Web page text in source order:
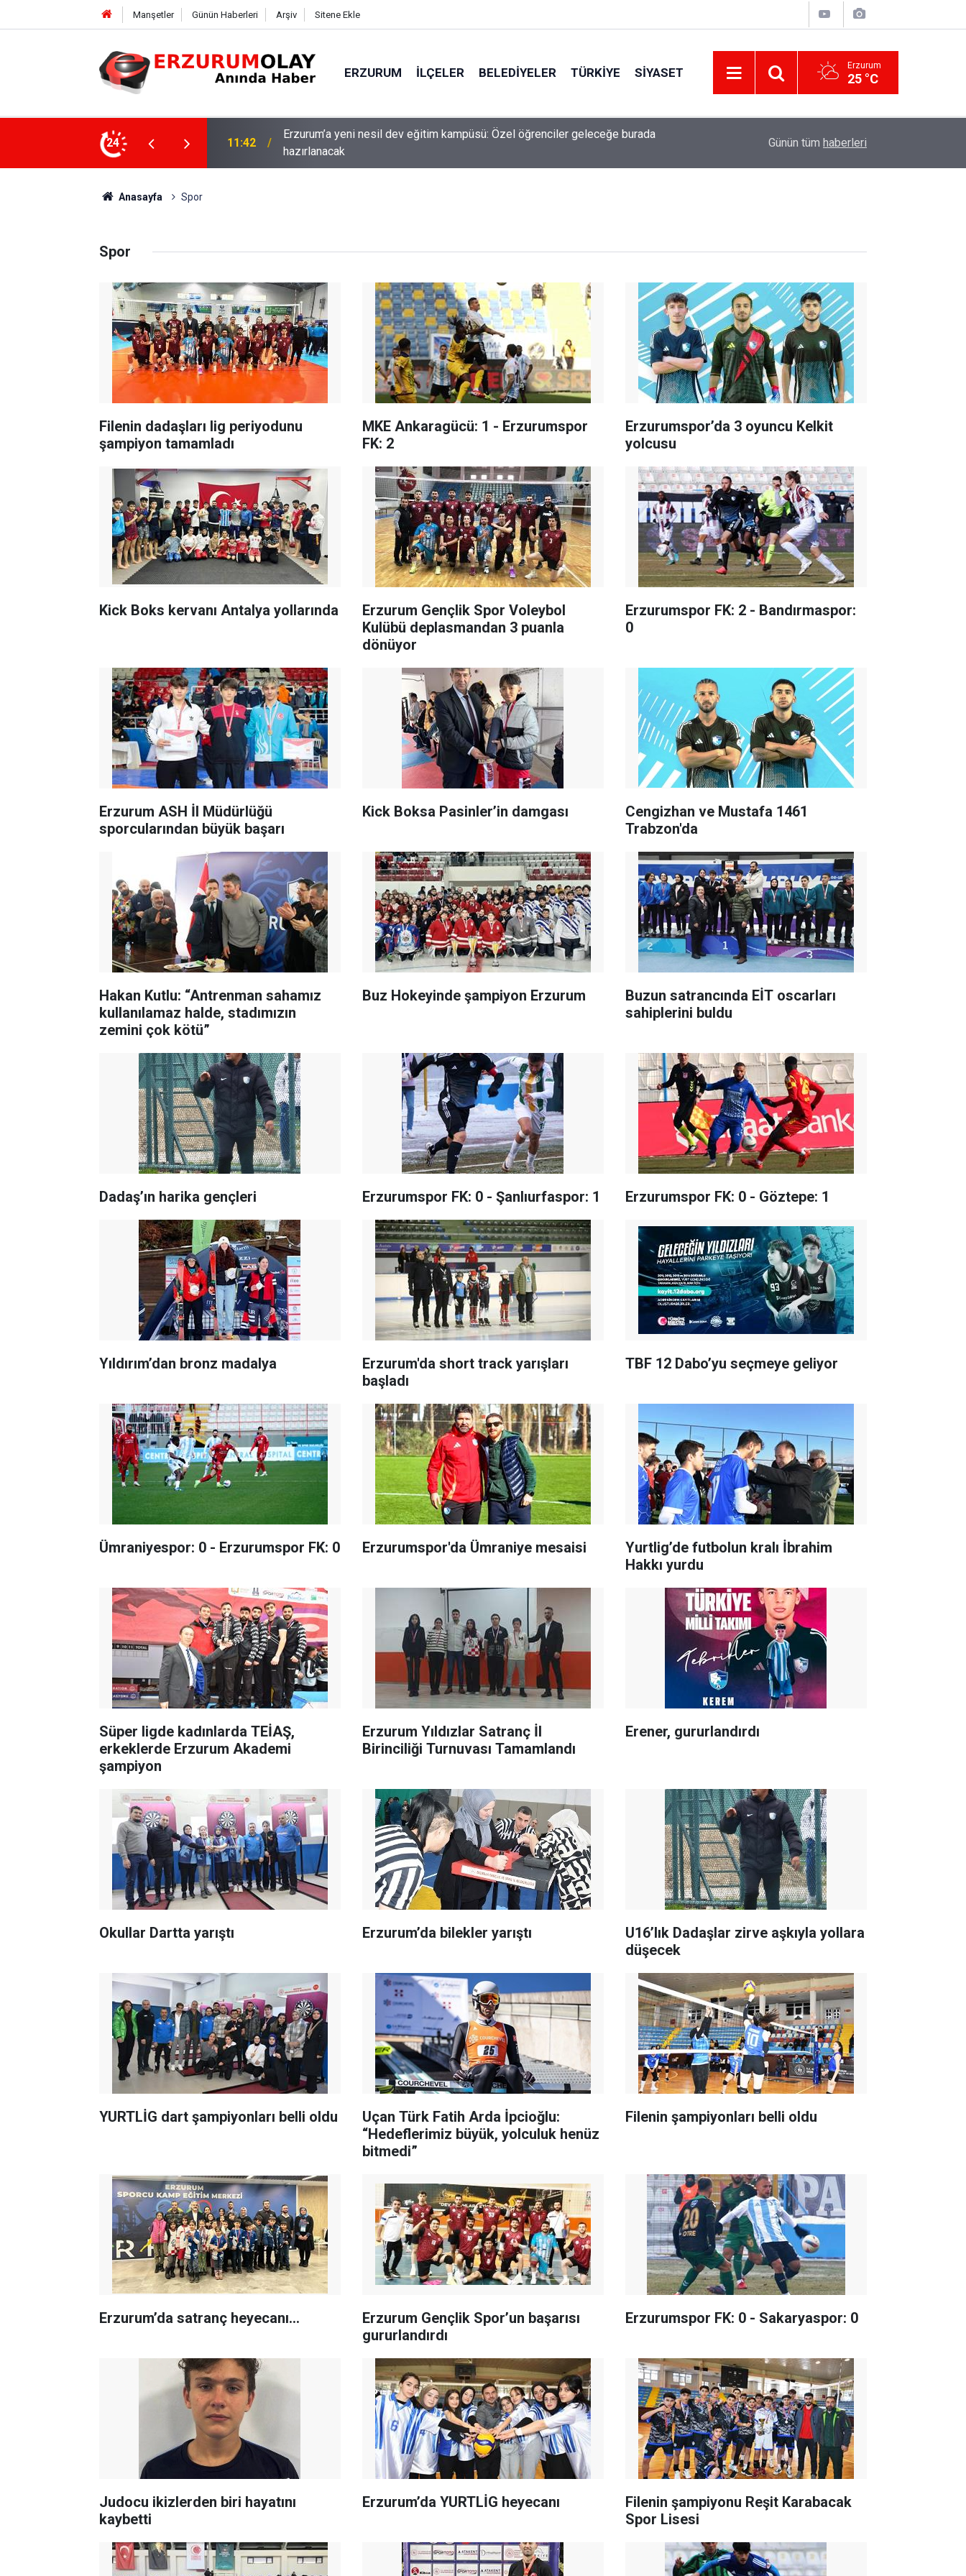
Manşetler Günün Haberleri Arşiv Sitene Ekle
ERZURUM İLÇELER BELEDIYELER TÜRKIYE SIYASET Erzurum
25 °C
24
Özel öğrenciler geleceğe burada
18:08 "Sen yeter ki gülümse" atölyesi, engelli
Günün tüm haberleri
Anasayfa Spor
Spor
Filenin dadaşları lig periyodunu
şampiyon tamamladı
MKE Ankaragücü: 1 - Erzurumspor
FK: 2
Erzurumspor’da 3 oyuncu Kelkit
yolcusu
Kick Boks kervanı Antalya yollarında
Erzurum Gençlik Spor Voleybol
Kulübü deplasmandan 3 puanla
dönüyor
Erzurumspor FK: 2 - Bandırmaspor:
0
Erzurum ASH İl Müdürlüğü
sporcularından büyük başarı
Kick Boksa Pasinler’in damgası
Cengizhan ve Mustafa 1461
Trabzon'da
Hakan Kutlu: “Antrenman sahamız
kullanılamaz halde, stadımızın
zemini çok kötü”
Buz Hokeyinde şampiyon Erzurum
Buzun satrancında EİT oscarları
sahiplerini buldu
Dadaş’ın harika gençleri Erzurumspor FK: 0 - Şanlıurfaspor: 1 Erzurumspor FK: 0 - Göztepe: 1
Yıldırım’dan bronz madalya
Erzurum'da short track yarışları
başladı
TBF 12 Dabo’yu seçmeye geliyor
Ümraniyespor: 0 - Erzurumspor FK: 0 Erzurumspor'da Ümraniye mesaisi
Yurtlig’de futbolun kralı İbrahim
Hakkı yurdu
Süper ligde kadınlarda TEİAŞ,
erkeklerde Erzurum Akademi
şampiyon
Erzurum Yıldızlar Satranç İl
Birinciliği Turnuvası Tamamlandı
Erener, gururlandırdı
Okullar Dartta yarıştı Erzurum’da bilekler yarıştı
U16’lık Dadaşlar zirve aşkıyla yollara
düşecek
YURTLİG dart şampiyonları belli oldu
Uçan Türk Fatih Arda İpcioğlu:
“Hedeflerimiz büyük, yolculuk henüz
bitmedi”
Filenin şampiyonları belli oldu
Erzurum’da satranç heyecanı…
Erzurum Gençlik Spor’un başarısı
gururlandırdı
Erzurumspor FK: 0 - Sakaryaspor: 0
Judocu ikizlerden biri hayatını
kaybetti
Erzurum’da YURTLİG heyecanı
Filenin şampiyonu Reşit Karabacak
Spor Lisesi